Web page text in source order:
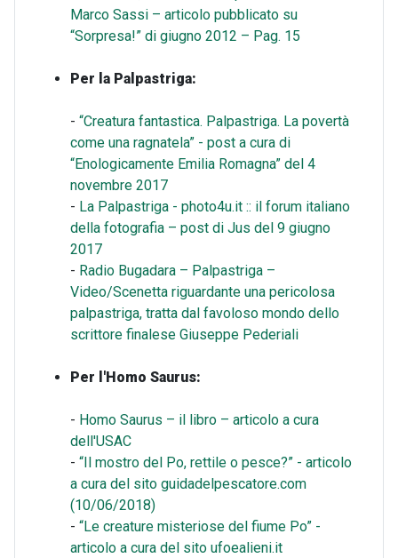
Marco Sassi – articolo pubblicato su
“Sorpresa!” di giugno 2012 – Pag. 15
Per la Palpastriga:
- “Creatura fantastica. Palpastriga. La povertà
come una ragnatela” - post a cura di
“Enologicamente Emilia Romagna” del 4
novembre 2017
- La Palpastriga - photo4u.it :: il forum italiano
della fotografia – post di Jus del 9 giugno
2017
- Radio Bugadara – Palpastriga –
Video/Scenetta riguardante una pericolosa
palpastriga, tratta dal favoloso mondo dello
scrittore finalese Giuseppe Pederiali
Per l'Homo Saurus:
- Homo Saurus – il libro – articolo a cura
dell'USAC
- “Il mostro del Po, rettile o pesce?” - articolo
a cura del sito guidadelpescatore.com
(10/06/2018)
- “Le creature misteriose del fiume Po” -
articolo a cura del sito ufoealieni.it